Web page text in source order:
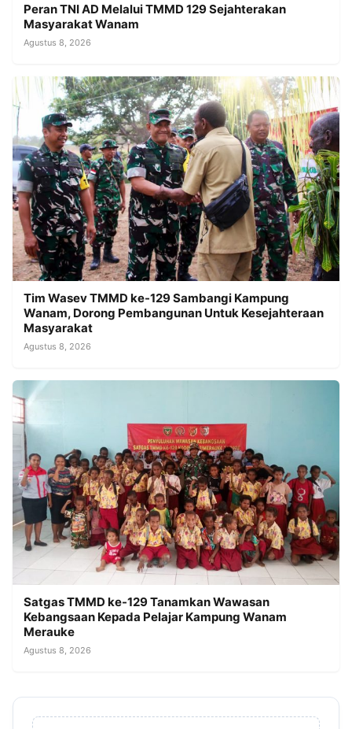
Peran TNI AD Melalui TMMD 129 Sejahterakan
Masyarakat Wanam
Agustus 8, 2026
Tim Wasev TMMD ke-129 Sambangi Kampung
Wanam, Dorong Pembangunan Untuk Kesejahteraan
Masyarakat
Agustus 8, 2026
Satgas TMMD ke-129 Tanamkan Wawasan
Kebangsaan Kepada Pelajar Kampung Wanam
Merauke
Agustus 8, 2026